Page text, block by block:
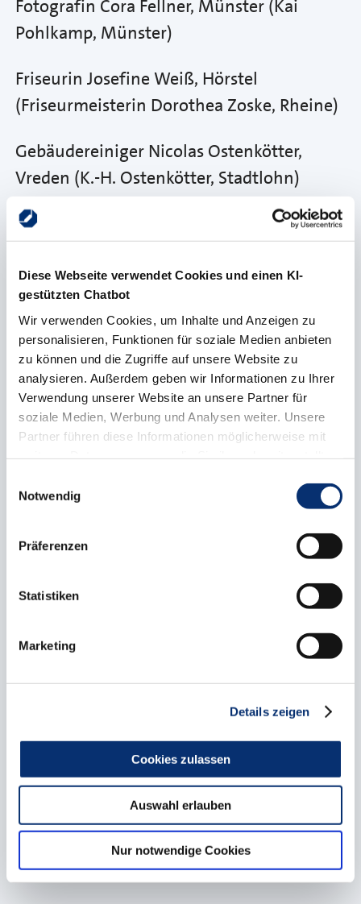
Diese Webseite verwendet Cookies und einen KI-
gestützten Chatbot
Wir verwenden Cookies, um Inhalte und Anzeigen zu
personalisieren, Funktionen für soziale Medien anbieten
zu können und die Zugriffe auf unsere Website zu
analysieren. Außerdem geben wir Informationen zu Ihrer
Verwendung unserer Website an unsere Partner für
soziale Medien, Werbung und Analysen weiter. Unsere
Partner führen diese Informationen möglicherweise mit
gesammelt haben.
Notwendig
Präferenzen
Statistiken
Marketing
Details zeigen
Cookies zulassen
Auswahl erlauben
Nur notwendige Cookies
Fotografin Cora Fellner, Münster (Kai
Pohlkamp, Münster)
Friseurin Josefine Weiß, Hörstel
(Friseurmeisterin Dorothea Zoske, Rheine)
Gebäudereiniger Nicolas Ostenkötter,
Vreden (K.-H. Ostenkötter, Stadtlohn)
Glaser Fachrichtung Verglasung und
(Heinrich Niggemann, Münster)
Goldschmied Josef Justus Bellendorf,
Dorsten (Niessing Manufaktur, Vreden)
Hörakustikerin Kira Große-Venhaus,
Borken (Fielmann, Bocholt)
Fachrichtung Karosserie- und
Ascheberg (Kaiser-Fahrzeugbau,
Heimann, Recklinghausen (Gesa
Konditorin Isabel Flügge, Dortmund
(Hohoffs Augenlust & Tafelfreuden
Inhaber Michael Hohoff, Waltrop)
Kosmetikerin Lynn Riemer, Altenberge (Lisa
Weber-Dahlmann, Münster)